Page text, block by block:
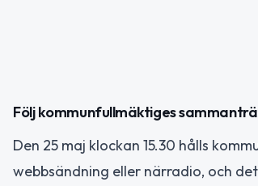
Följ kommunfullmäktiges
Den 25 maj klockan 15.30 hålls
webbsändning eller närradio, och